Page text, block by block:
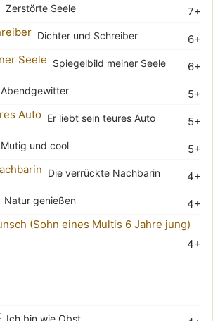
7+
Zerstörte Seele
6+
Dichter und Schreiber
6+
Spiegelbild meiner Seele
5+
Abendgewitter
5+
Er liebt sein teures Auto
5+
Mutig und cool
4+
Die verrückte Nachbarin
4+
Natur genießen
4+
Ich bin wie Obst